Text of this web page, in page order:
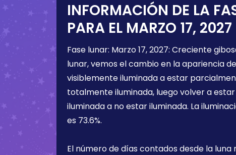
INFORMACIÓN DE LA
PARA EL MARZO 17, 2027
Fase lunar: Marzo 17, 2027: Creciente
lunar, vemos el cambio en la apariencia
visiblemente iluminada a estar
totalmente iluminada, luego volver a
iluminada a no estar iluminada. La
es 73.6%.
El número de días contados desde la luna